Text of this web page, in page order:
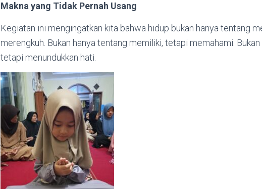
Makna yang Tidak Pernah Usang
Kegiatan ini mengingatkan kita bahwa hidup bukan hanya tentang
merengkuh. Bukan hanya tentang memiliki, tetapi memahami.
tetapi menundukkan hati.